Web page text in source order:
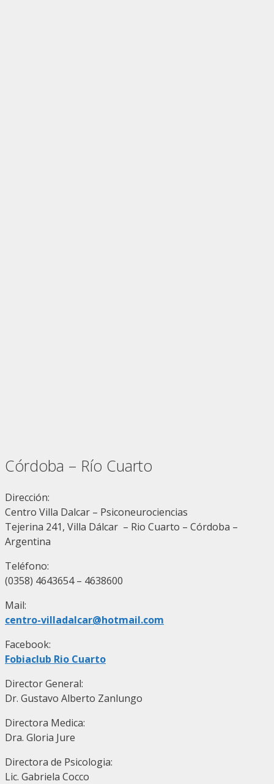
Córdoba – Río Cuarto
Dirección:
Centro Villa Dalcar – Psiconeurociencias
Tejerina 241, Villa Dálcar – Rio Cuarto – Córdoba –
Argentina
Teléfono:
(0358) 4643654 – 4638600
Mail:
centro-villadalcar@hotmail.com
Facebook:
Fobiaclub Rio Cuarto
Director General:
Dr. Gustavo Alberto Zanlungo
Directora Medica:
Dra. Gloria Jure
Directora de Psicologia:
Lic. Gabriela Cocco